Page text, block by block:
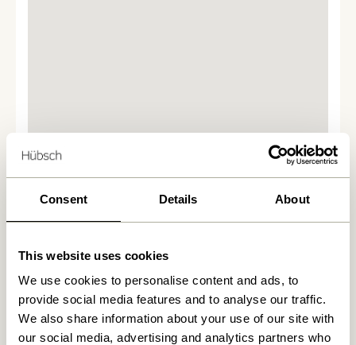
Consent Details About
This website uses cookies
We use cookies to personalise content and ads, to
provide social media features and to analyse our traffic.
We also share information about your use of our site with
our social media, advertising and analytics partners who
Vi fandt0butikker